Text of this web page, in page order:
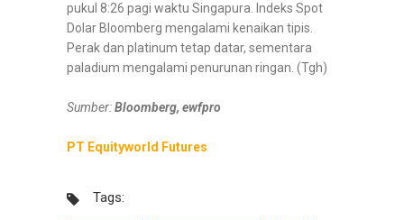
pukul 8:26 pagi waktu Singapura. Indeks Spot
Dolar Bloomberg mengalami kenaikan tipis.
Perak dan platinum tetap datar, sementara
paladium mengalami penurunan ringan. (Tgh)
Sumber:Bloomberg, ewfpro
PT Equityworld Futures
Tags: